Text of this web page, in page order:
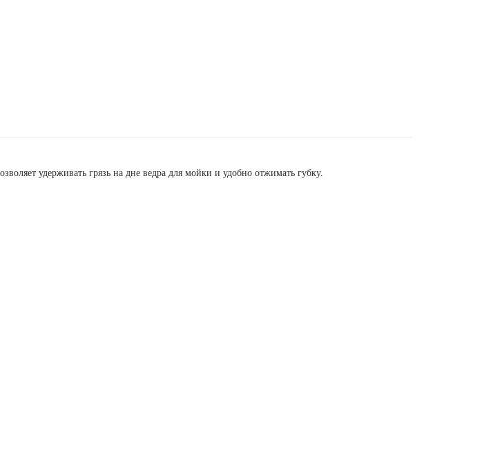
удерживать грязь на дне ведра для мойки и удобно отжимать губку.